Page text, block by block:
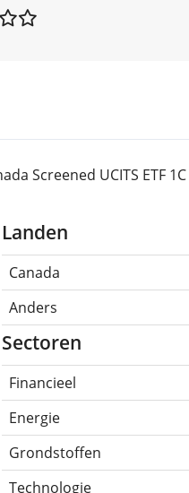
Screened UCITS ETF 1C
Landen
Canada
Anders
Sectoren
Financieel
Energie
Grondstoffen
Technologie